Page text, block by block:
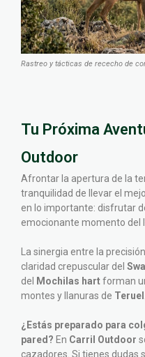
Rastreo y tácticas de rececho de
Tu Próxima
Outdoor
Afrontar la apertura de la
tranquilidad de llevar el
en lo importante: disfrutar
emocionante momento del
La sinergia entre la
claridad crepuscular del
del
Mochilas hartforman
montes y llanuras de Teruel
¿Estás preparado para
pared? En Carril Outdoor
cazadores. Si tienes dudas